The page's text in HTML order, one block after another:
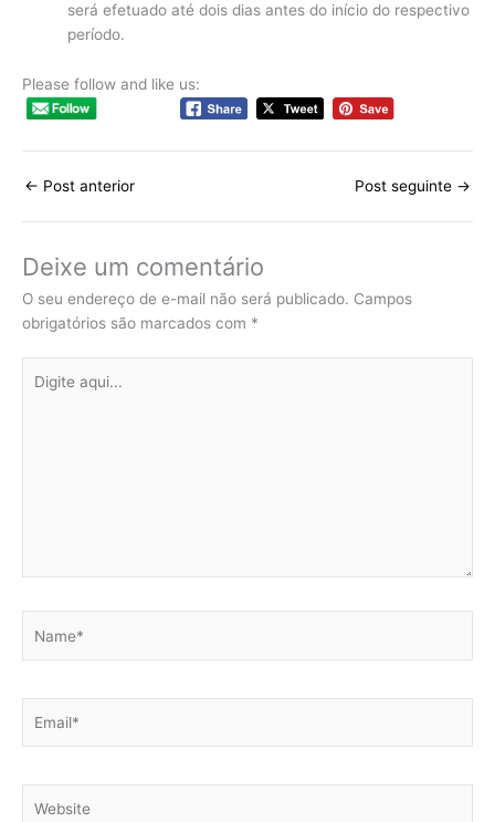
será efetuado até dois dias antes do início do respectivo
período.
Please follow and like us:
← Post anterior Post seguinte →
Deixe um comentário
O seu endereço de e-mail não será publicado. Campos
obrigatórios são marcados com *
aqui...